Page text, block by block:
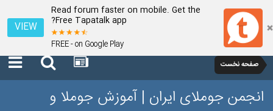
Read forum faster on mobile. Get the
Free Tapatalk app?
FREE - on Google Play
VIEW
صفحه نخست
انجمن جوملای ایران | آموزش جوملا و